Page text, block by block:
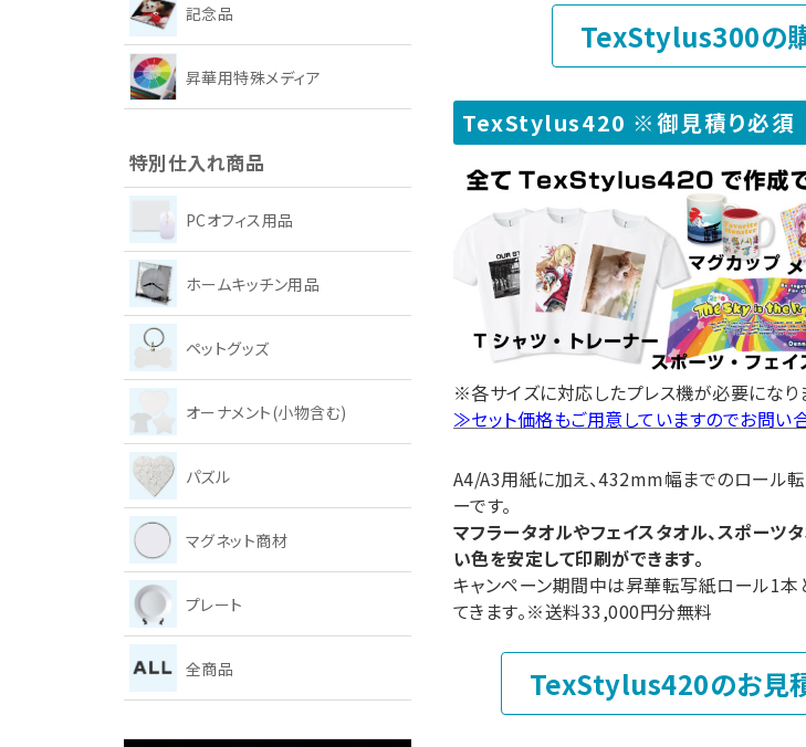
TexStylus300の
TexStylus420 ※御見積り必須
※各サイズに対応したプレス機が必要になり
≫セット価格もご用意していますのでお問い
A4/A3用紙に加え、432mm幅までのロール
ーです。
マフラータオルやフェイスタオル、スポーツ
い色を安定して印刷ができます。
キャンペーン期間中は昇華転写紙ロール1
てきます。※送料33,000円分無料
TexStylus420のお見
記念品
昇華用特殊メディア
特別仕入れ商品
PCオフィス用品
ホームキッチン用品
ペットグッズ
オーナメント(小物含む)
パズル
マグネット商材
プレート
全商品